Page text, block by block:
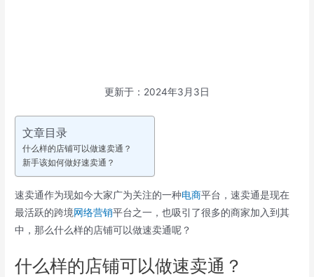
更新于：2024年3月3日
文章目录
什么样的店铺可以做速卖通？
新手该如何做好速卖通？
速卖通作为现如今大家广为关注的一种电商平台，速卖通是现在
最活跃的跨境网络营销平台之一，也吸引了很多的商家加入到其
中，那么什么样的店铺可以做速卖通呢？
什么样的店铺可以做速卖通？